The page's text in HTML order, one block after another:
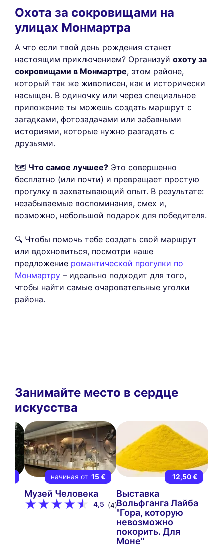
Охота за сокровищами на
улицах Монмартра
А что если твой день рождения станет
настоящим приключением? Организуй охоту за
сокровищами в Монмартре, этом районе,
который так же живописен, как и исторически
насыщен. В одиночку или через специальное
приложение ты можешь создать маршрут с
загадками, фотозадачами или забавными
историями, которые нужно разгадать с
друзьями.
🗺️ Что самое лучшее? Это совершенно
бесплатно (или почти) и превращает простую
прогулку в захватывающий опыт. В результате:
незабываемые воспоминания, смех и,
возможно, небольшой подарок для победителя.
🔍 Чтобы помочь тебе создать свой маршрут
или вдохновиться, посмотри наше
предложение романтической прогулки по
Монмартру – идеально подходит для того,
чтобы найти самые очаровательные уголки
района.
Занимайте место в сердце
искусства
начиная от 15 €
Музей Человека
4,5 (4)
12,50 €
Выставка
Вольфганга Лайба
"Гора, которую
невозможно
покорить. Для
Моне"